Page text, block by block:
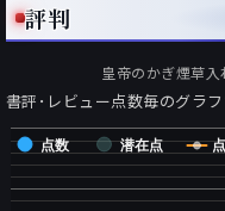
評判
皇帝のかぎ煙草入
書評･レビュー点数毎のグラ
点数 潜在点